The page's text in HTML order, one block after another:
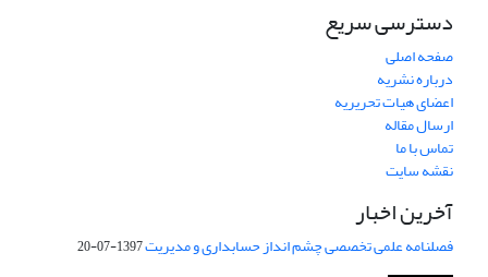
دسترسی سریع
صفحه اصلی
درباره نشریه
اعضای هیات تحریریه
ارسال مقاله
تماس با ما
نقشه سایت
آخرین اخبار
فصلنامه علمی تخصصی چشم انداز حسابداری و مدیریت1397-07-20